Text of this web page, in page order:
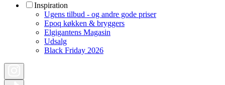
Inspiration
Ugens tilbud - og andre gode priser
Epoq køkken & bryggers
Elgigantens Magasin
Udsalg
Black Friday 2026